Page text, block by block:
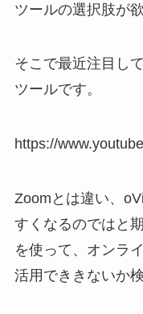
ツールの選択肢が
そこで最近注目し
ツールです。
https://
Zoomとは違い、
すくなるのではと
を使って、オンラ
活用でききないか